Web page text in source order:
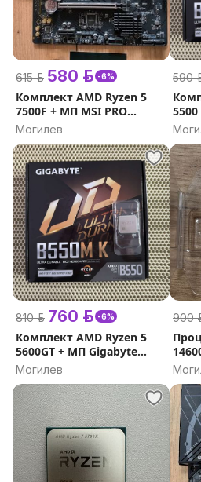
615 р. 580 р. -6%
Комплект AMD Ryzen 5
7500F + МП MSI PRO
A620M-E
Могилев
590
K
810 р. 760 р. -6%
Комплект AMD Ryzen 5
5600GT + МП Gigabyte
B550M K
Могилев
900